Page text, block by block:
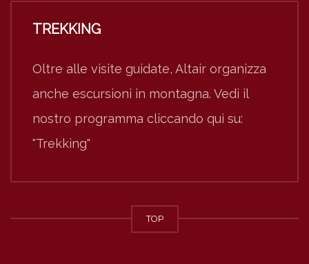
TREKKING
Oltre alle visite guidate, Altair organizza
anche escursioni in montagna. Vedi il
nostro programma cliccando qui su:
"Trekking"
TOP